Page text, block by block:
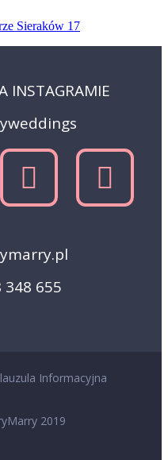
INSTAGRAMIE
348 655
Informacyjna
2019